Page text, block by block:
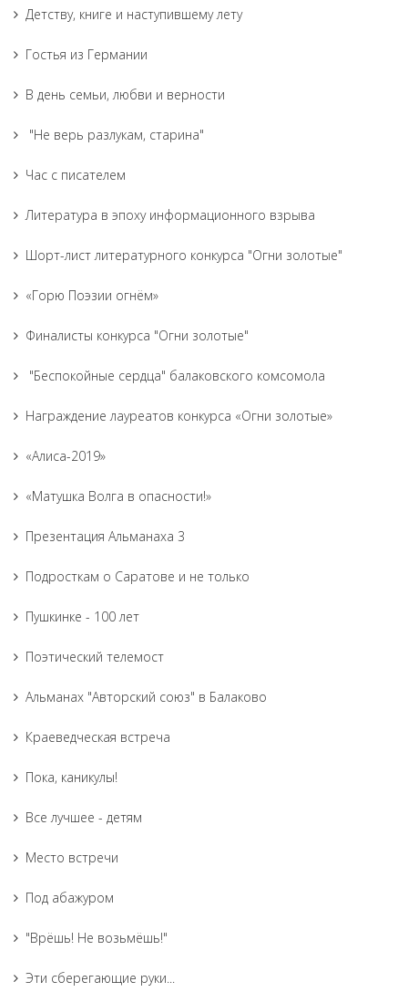
Детству, книге и наступившему лету
Гостья из Германии
В день семьи, любви и верности
"Не верь разлукам, старина"
Час с писателем
Литература в эпоху информационного взрыва
Шорт-лист литературного конкурса "Огни золотые"
«Горю Поэзии огнём»
Финалисты конкурса "Огни золотые"
"Беспокойные сердца" балаковского комсомола
Награждение лауреатов конкурса «Огни золотые»
«Алиса-2019»
«Матушка Волга в опасности!»
Презентация Альманаха 3
Подросткам о Саратове и не только
Пушкинке - 100 лет
Поэтический телемост
Альманах "Авторский союз" в Балаково
Краеведческая встреча
Пока, каникулы!
Все лучшее - детям
Место встречи
Под абажуром
"Врёшь! Не возьмёшь!"
Эти сберегающие руки...